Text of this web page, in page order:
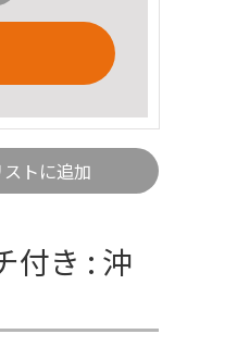
トに追加
付き : 沖